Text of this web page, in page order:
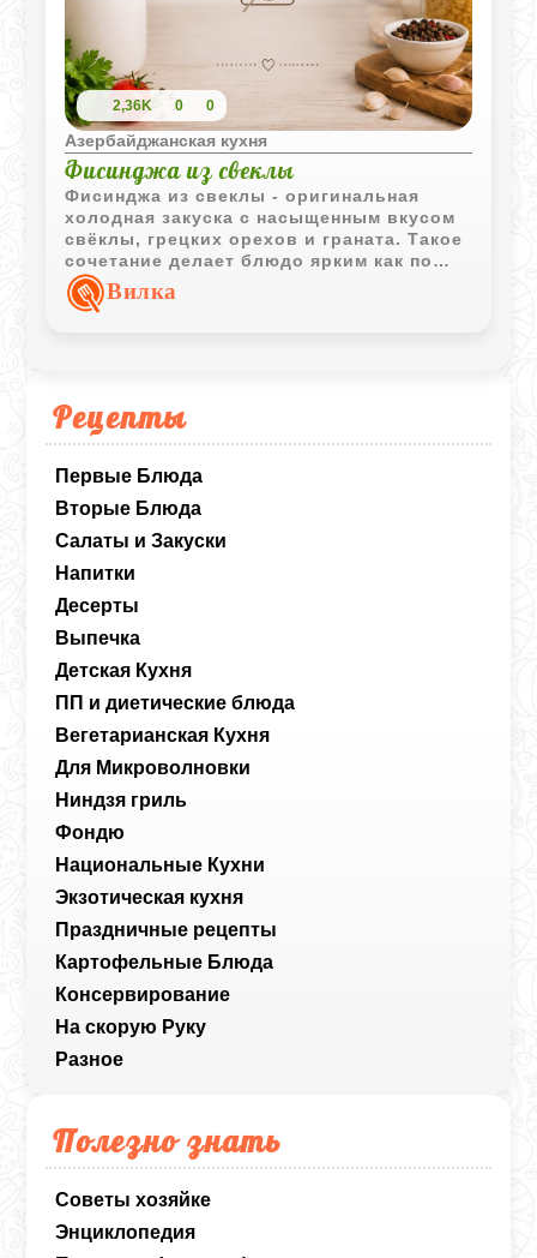
Рецепты
Первые Блюда
Вторые Блюда
Салаты и Закуски
Напитки
Десерты
Выпечка
Детская Кухня
ПП и диетические блюда
Вегетарианская Кухня
Для Микроволновки
Ниндзя гриль
Фондю
Национальные Кухни
Экзотическая кухня
Праздничные рецепты
Картофельные Блюда
Консервирование
На скорую Руку
Разное
Полезно знать
Советы хозяйке
Энциклопедия
2,36K 0 0
Азербайджанская кухня
Фисинджа из свеклы
Фисинджа из свеклы - оригинальная
холодная закуска с насыщенным вкусом
свёклы, грецких орехов и граната. Такое
сочетание делает блюдо ярким как по
цвету, так и по вкусовым оттенкам.
Вилка